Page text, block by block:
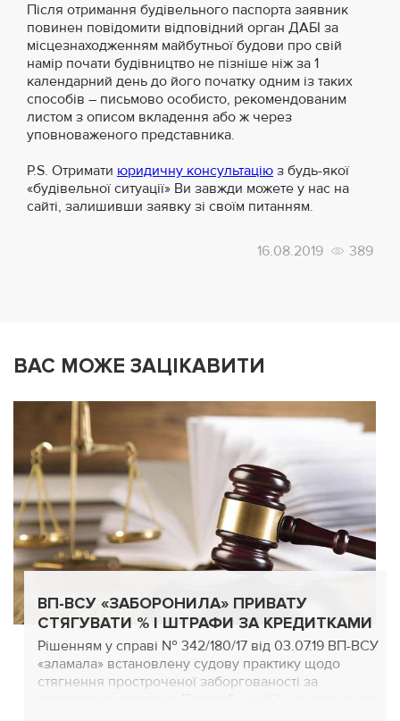
Після отримання будівельного паспорта заявник
повинен повідомити відповідний орган ДАБІ за
місцезнаходженням майбутньої будови про свій
намір почати будівництво не пізніше ніж за 1
календарний день до його початку одним із таких
способів – письмово особисто, рекомендованим
листом з описом вкладення або ж через
уповноваженого представника.
P.S. Отримати юридичну консультацію з будь-якої
«будівельної ситуації» Ви завжди можете у нас на
сайті, залишивши заявку зі своїм питанням.
16.08.2019 389
ВАС МОЖЕ ЗАЦІКАВИТИ
ВП-ВСУ «ЗАБОРОНИЛА» ПРИВАТУ
СТЯГУВАТИ % І ШТРАФИ ЗА КРЕДИТКАМИ
Рішенням у справі № 342/180/17 від 03.07.19 ВП-ВСУ
«зламала» встановлену судову практику щодо
стягнення простроченої заборгованості за